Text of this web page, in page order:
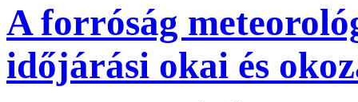
A forróság
időjárási okai és